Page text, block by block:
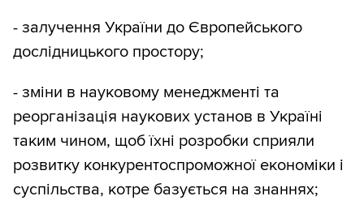
- залучення України до Європейського
дослідницького простору;
- зміни в науковому менеджменті та
реорганізація наукових установ в Україні
таким чином, щоб їхні розробки сприяли
розвитку конкурентоспроможної економіки і
суспільства, котре базується на знаннях;